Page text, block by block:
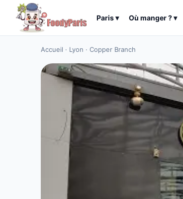
Paris▾ Où manger ?▾
Accueil · Lyon · Copper Branch